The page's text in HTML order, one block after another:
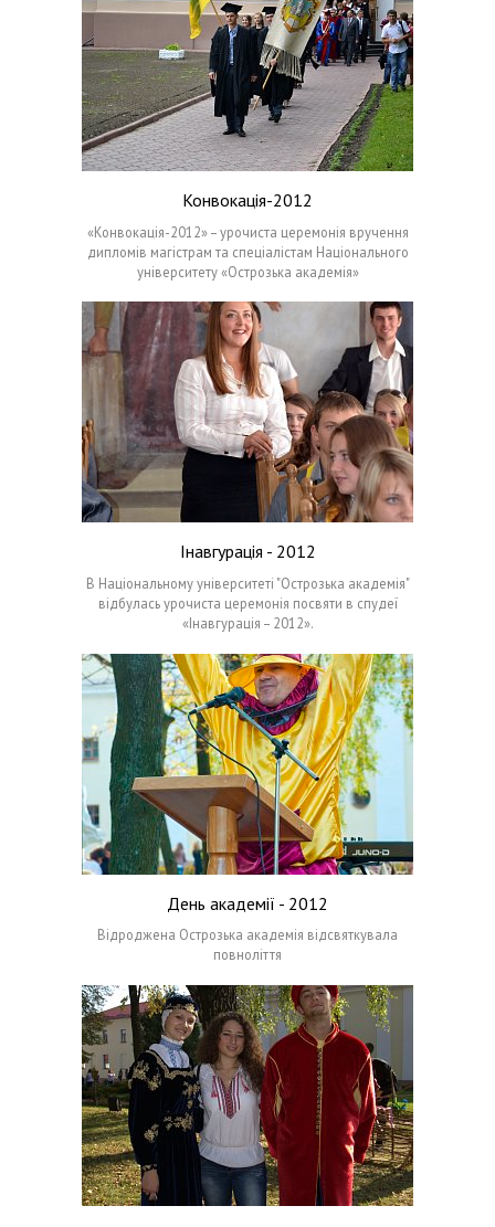
Конвокація-2012
«Конвокація-2012» – урочиста церемонія вручення
дипломів магістрам та спеціалістам Національного
університету «Острозька академія»
Інавгурація - 2012
В Національному університеті "Острозька академія"
відбулась урочиста церемонія посвяти в спудеї
«Інавгурація – 2012».
День академії - 2012
Відроджена Острозька академія відсвяткувала
повноліття